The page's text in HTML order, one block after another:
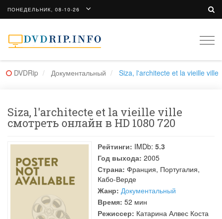
ПОНЕДЕЛЬНИК, 08-10-26
DVDRip Документальный Siza, l'architecte et la vieille ville
Siza, l'architecte et la vieille ville
смотреть онлайн в HD 1080 720
Рейтинги: IMDb: 5.3
Год выхода: 2005
Страна: Франция, Португалия,
Кабо-Верде
Жанр: Документальный
Время: 52 мин
Режиссер: Катарина Алвес Коста